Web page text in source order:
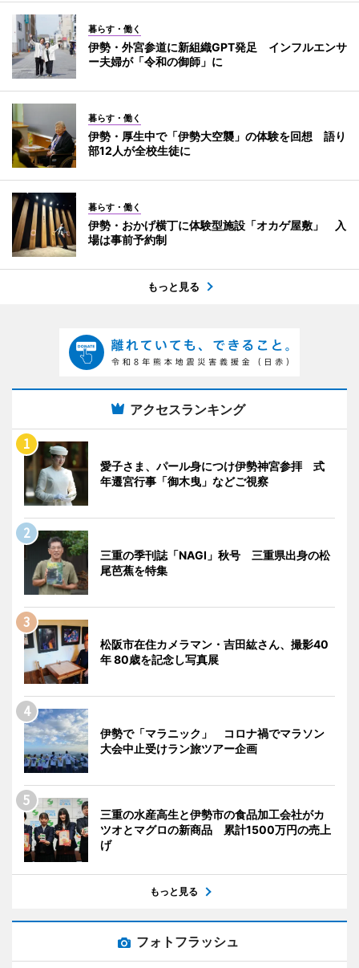
暮らす・働く
伊勢・外宮参道に新組織GPT発足 インフルエンサ
ー夫婦が「令和の御師」に
暮らす・働く
伊勢・厚生中で「伊勢大空襲」の体験を回想 語り
部12人が全校生徒に
暮らす・働く
伊勢・おかげ横丁に体験型施設「オカゲ屋敷」 入
場は事前予約制
もっと見る
アクセスランキング
愛子さま、パール身につけ伊勢神宮参拝 式
年遷宮行事「御木曳」などご視察
三重の季刊誌「NAGI」秋号 三重県出身の松
尾芭蕉を特集
松阪市在住カメラマン・吉田紘さん、撮影40
年 80歳を記念し写真展
伊勢で「マラニック」 コロナ禍でマラソン
大会中止受けラン旅ツアー企画
三重の水産高生と伊勢市の食品加工会社がカ
ツオとマグロの新商品 累計1500万円の売上
げ
もっと見る
フォトフラッシュ